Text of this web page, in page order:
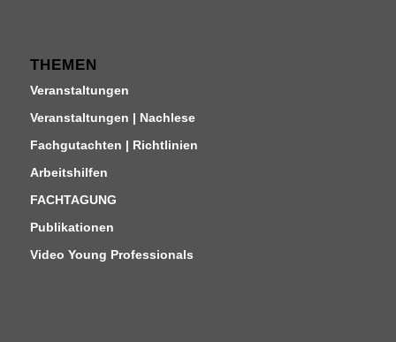
THEMEN
Veranstaltungen
Veranstaltungen | Nachlese
Fachgutachten | Richtlinien
Arbeitshilfen
FACHTAGUNG
Publikationen
Video Young Professionals